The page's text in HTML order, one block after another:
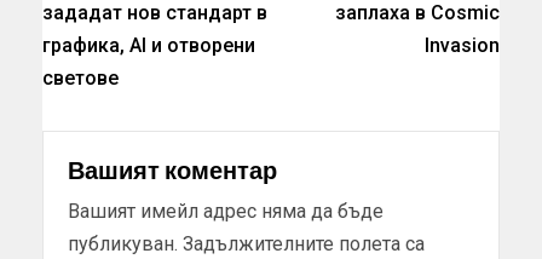
зададат нов стандарт в
графика, AI и отворени
светове
заплаха в Cosmic
Invasion
Вашият коментар
Вашият имейл адрес няма да бъде
публикуван. Задължителните полета са